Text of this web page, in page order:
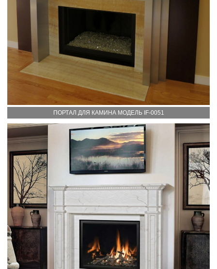
ПОРТАЛ ДЛЯ КАМИНА МОДЕЛЬ IF-0051